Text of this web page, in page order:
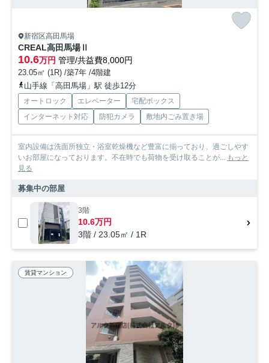
新宿区高田馬場
CREAL高田馬場Ⅱ
10.6万円 管理/共益費8,000円
23.05㎡ (1R) /築7年 /4階建
山手線「高田馬場」駅 徒歩12分
オートロック エレベーター
宅配ボックス
インターネット対応
防犯カメラ 敷地内ごみ置き場
室内設備は洗面所独立・浴室乾燥機など豊富に揃っており、過ごしやす
いお部屋になっております。不在時でも荷物を受け取ることが... もっと
見る
募集中の部屋
3階
10.6万円
3階 / 23.05㎡ / 1R
賃貸マンション